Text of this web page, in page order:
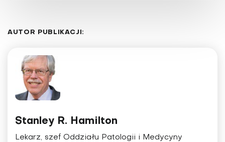
AUTOR PUBLIKACJI:
Stanley R. Hamilton
Lekarz, szef Oddziału Patologii i Medycyny